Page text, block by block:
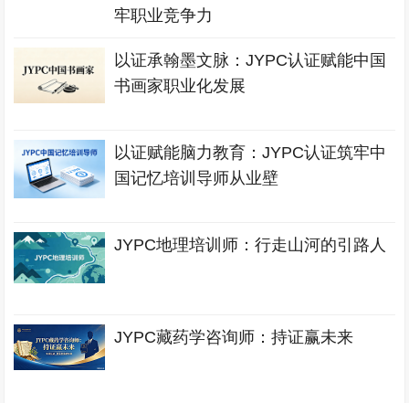
牢职业竞争力
以证承翰墨文脉：JYPC认证赋能中国
书画家职业化发展
以证赋能脑力教育：JYPC认证筑牢中
国记忆培训导师从业壁
JYPC地理培训师：行走山河的引路人
JYPC藏药学咨询师：持证赢未来